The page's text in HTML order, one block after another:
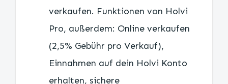
verkaufen. Funktionen von Holvi
Pro, außerdem: Online verkaufen
(2,5% Gebühr pro Verkauf),
Einnahmen auf dein Holvi Konto
erhalten, sichere